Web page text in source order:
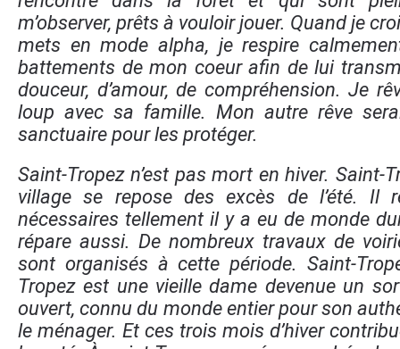
m’observer, prêts à vouloir jouer. Quand je
mets en mode alpha, je respire
battements de mon coeur afin de lui
douceur, d’amour, de compréhension. Je
loup avec sa famille. Mon autre rêve
sanctuaire pour les protéger.
Saint-Tropez n’est pas mort en hiver. Saint-
village se repose des excès de l’été. Il
nécessaires tellement il y a eu de monde
répare aussi. De nombreux travaux de
sont organisés à cette période. Saint-
Tropez est une vieille dame devenue un
ouvert, connu du monde entier pour son
le ménager. Et ces trois mois d’hiver